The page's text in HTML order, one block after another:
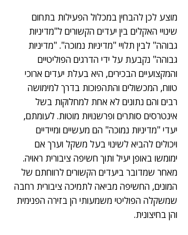
מוצע לכן להבחין במכלול הפעילות בתחום
שינויי האקלים בין יעדים הקשורים ל"מדיניות
גבוהה" לבין תלויי "מדיניות נמוכה". "מדיניות
גבוהה" נקבעת על ידי הדרגים הפוליטיים
והמקצועיים הבכירים, היא בעלת יעדים ארוכי
טווח, המכשולים והתהפוכות בדרך למימושה
רבים והם נתונים לא אחת למחלוקות בשל
אינטרסים סותרים ופרשנויות מוטות. לעומתם,
יעדי "מדיניות נמוכה" הם מעשיים ומיידיים
ויכולים להביא לשינוי בעל משקל וערך אם
ימומשו באופן יעיל ותוך חשיפה ציבורית ראויה.
מאחר שמדובר ביעדים הקשורים לרווחתם של
המונים, החשיפה מביאה לתמיכה ציבורית רחבה
שמשקלה הפוליטי משמעותי הן בזירה הפנימית
והן בחיצונית.